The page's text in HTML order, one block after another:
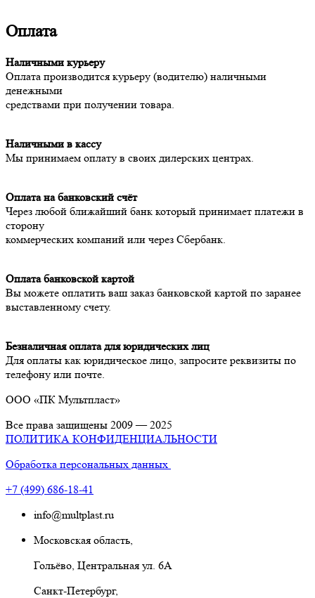
Оплата
Наличными курьеру
Оплата производится курьеру (водителю) наличными
денежными
средствами при получении товара.
Наличными в кассу
Мы принимаем оплату в своих дилерских центрах.
Оплата на банковский счёт
Через любой ближайший банк который принимает платежи в
сторону
коммерческих компаний или через Сбербанк.
Оплата банковской картой
Вы можете оплатить ваш заказ банковской картой по заранее
выставленному счету.
Безналичная оплата для юридических лиц
Для оплаты как юридическое лицо, запросите реквизиты по
телефону или почте.
ООО «ПК Мультпласт»
Все права защищены 2009 — 2025
ПОЛИТИКА КОНФИДЕНЦИАЛЬНОСТИ
Обработка персональных данных
+7 (499) 686-18-41
info@multplast.ru
Московская область,
Гольёво, Центральная ул. 6А
Санкт-Петербург,